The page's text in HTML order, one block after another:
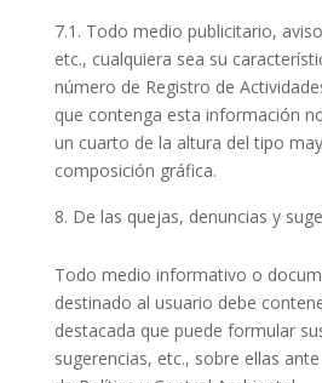
7.1. Todo medio publicitario,
etc., cualquiera sea su
número de Registro de
que contenga esta información
un cuarto de la altura del tipo
composición gráfica.
De las quejas, denuncias y
Todo medio informativo o
destinado al usuario debe
destacada que puede formular
sugerencias, etc., sobre ellas